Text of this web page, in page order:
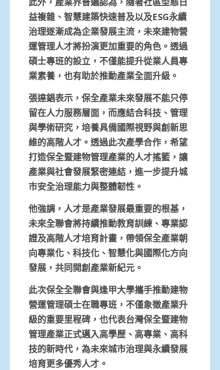
益複雜、智慧建築快速普及以及ESG永續
治理逐漸成為企業發展主流，未來建物營
運管理人才將扮演更加重要的角色。透過
碩士專班的設立，不僅能提升從業人員專
業素養，也有助於推動產業全面升級。
張達錩表示，保全產業未來發展不能只停
留在人力服務層面，而應結合科技、管理
與學術研究，培養具備國際視野與創新思
維的高階人才。透過此次產學合作，希望
打造保全暨建物管理產業的人才搖籃，讓
產業與社會發展緊密連結，進一步提升城
市安全治理能力與整體韌性。
他強調，人才是產業發展最重要的根基，
未來全聯會將持續推動教育訓練、專業認
證及高階人才培育計畫，帶領保全產業朝
向專業化、科技化、智慧化與國際化方向
發展，共同開創產業新紀元。
此次保全全聯會與逢甲大學攜手推動建物
營運管理碩士在職專班，不僅象徵產業升
級的重要里程碑，也代表台灣保全暨建物
管理產業正式邁入高學歷、高專業、高科
技的新時代，為未來城市治理與永續發展
培育更多優秀人才。